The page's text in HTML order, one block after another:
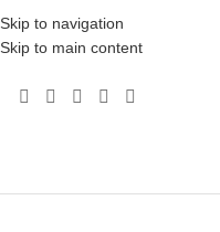
Skip to navigation
Skip to main content